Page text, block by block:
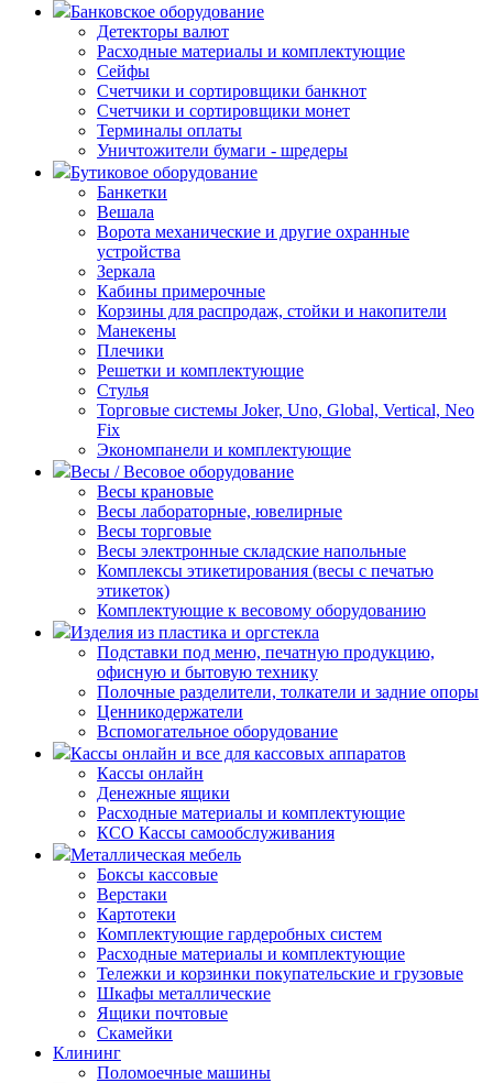
Банковское оборудование
Детекторы валют
Расходные материалы и комплектующие
Сейфы
Счетчики и сортировщики банкнот
Счетчики и сортировщики монет
Терминалы оплаты
Уничтожители бумаги - шредеры
Бутиковое оборудование
Банкетки
Вешала
Ворота механические и другие охранные
устройства
Зеркала
Кабины примерочные
Корзины для распродаж, стойки и накопители
Манекены
Плечики
Решетки и комплектующие
Стулья
Торговые системы Joker, Uno, Global, Vertical, Neo
Fix
Экономпанели и комплектующие
Весы / Весовое оборудование
Весы крановые
Весы лабораторные, ювелирные
Весы торговые
Весы электронные складские напольные
Комплексы этикетирования (весы с печатью
этикеток)
Комплектующие к весовому оборудованию
Изделия из пластика и оргстекла
Подставки под меню, печатную продукцию,
офисную и бытовую технику
Полочные разделители, толкатели и задние опоры
Ценникодержатели
Вспомогательное оборудование
Кассы онлайн и все для кассовых аппаратов
Кассы онлайн
Денежные ящики
Расходные материалы и комплектующие
КСО Кассы самообслуживания
Металлическая мебель
Боксы кассовые
Верстаки
Картотеки
Комплектующие гардеробных систем
Расходные материалы и комплектующие
Тележки и корзинки покупательские и грузовые
Шкафы металлические
Ящики почтовые
Скамейки
Клининг
Поломоечные машины